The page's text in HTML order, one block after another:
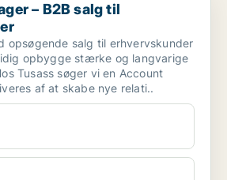
– B2B salg til
opsøgende salg til erhvervskunder
opbygge stærke og langvarige
Tusass søger vi en Account
af at skabe nye relati..